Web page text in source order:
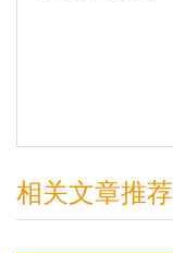
相关文章推荐